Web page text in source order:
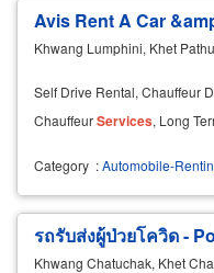
Avis Rent A Car
Khwang Lumphini, Khet
Self Drive Rental, Chauffeur
ChauffeurServices, Long
Category :Automobile-
รถรับส่งผู้ป่วยโควิด -
Khwang Chatuchak, Khet